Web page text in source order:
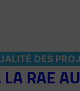
DES
RAE